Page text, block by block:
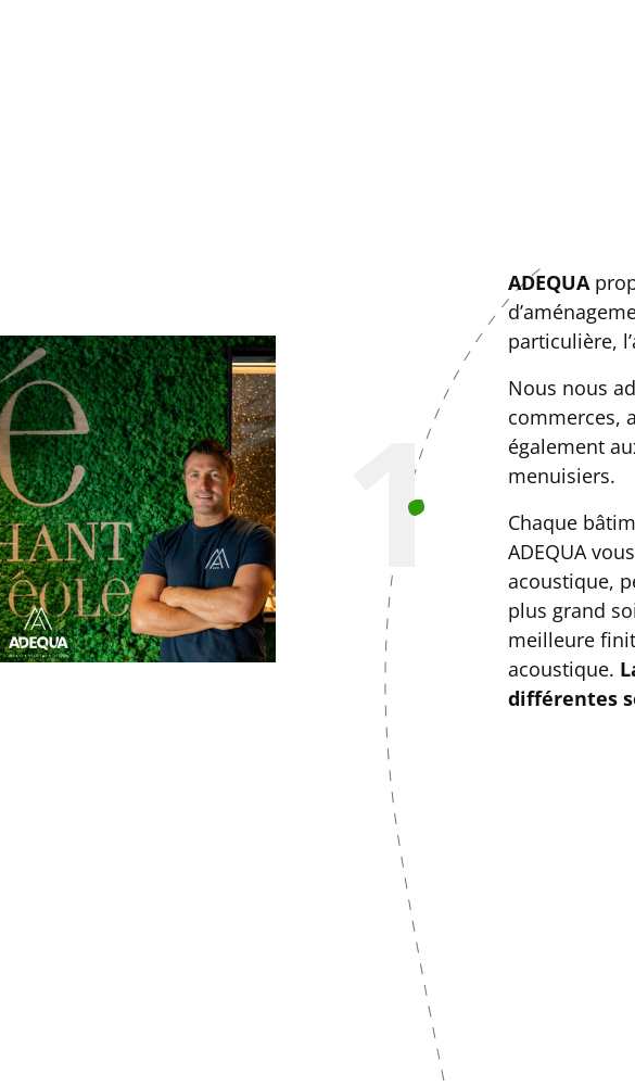
1
ADEQUA
particulière,
Nous nous
commerces,
également
menuisiers.
Chaque
ADEQUA
acoustique,
plus grand
meilleure
acoustique.
différentes